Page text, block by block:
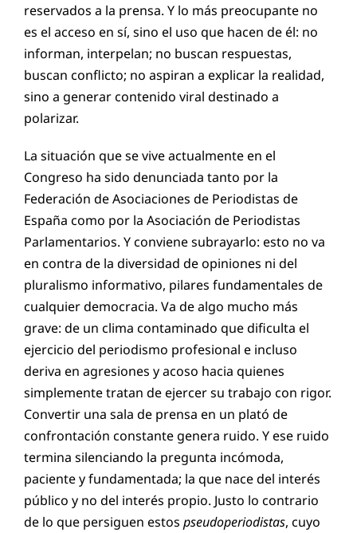
reservados a la prensa. Y lo más preocupante no
es el acceso en sí, sino el uso que hacen de él: no
informan, interpelan; no buscan respuestas,
buscan conflicto; no aspiran a explicar la realidad,
sino a generar contenido viral destinado a
polarizar.
La situación que se vive actualmente en el
Congreso ha sido denunciada tanto por la
Federación de Asociaciones de Periodistas de
España como por la Asociación de Periodistas
Parlamentarios. Y conviene subrayarlo: esto no va
en contra de la diversidad de opiniones ni del
pluralismo informativo, pilares fundamentales de
cualquier democracia. Va de algo mucho más
grave: de un clima contaminado que dificulta el
ejercicio del periodismo profesional e incluso
deriva en agresiones y acoso hacia quienes
simplemente tratan de ejercer su trabajo con rigor.
Convertir una sala de prensa en un plató de
confrontación constante genera ruido. Y ese ruido
termina silenciando la pregunta incómoda,
paciente y fundamentada; la que nace del interés
público y no del interés propio. Justo lo contrario
de lo que persiguen estos pseudoperiodistas, cuyo